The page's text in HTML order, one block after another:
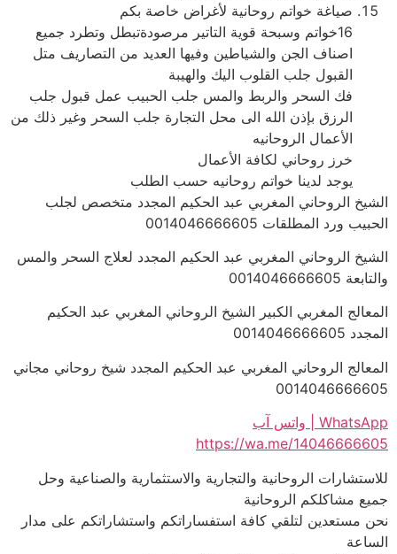
صياغة خواتم روحانية لأغراض خاصة بكم
16خواتم وسبحة قوية التاتير مرصودةتبطل وتطرد جميع
اصناف الجن والشياطين وفيها العديد من التصاريف متل
القبول جلب القلوب اليك والهيبة
فك السحر والربط والمس جلب الحبيب عمل قبول جلب
الرزق بإذن الله الى محل التجارة جلب السحر وغير ذلك من
الأعمال الروحانيه
خرز روحاني لكافة الأعمال
يوجد لدينا خواتم روحانيه حسب الطلب
الشيخ الروحاني المغربي عبد الحكيم المجدد متخصص لجلب
الحبيب ورد المطلقات 0014046666605
الشيخ الروحاني المغربي عبد الحكيم المجدد لعلاج السحر والمس
والتابعة 0014046666605
المعالج المغربي الكبير الشيخ الروحاني المغربي عبد الحكيم
المجدد 0014046666605
المعالج الروحاني المغربي عبد الحكيم المجدد شيخ روحاني مجاني
0014046666605
WhatsApp | واتس آب
https://wa.me/14046666605
للاستشارات الروحانية والتجارية والاستثمارية والصناعية وحل
جميع مشاكلكم الروحانية
نحن مستعدين لتلقي كافة استفساراتكم واستشاراتكم على مدار
الساعة